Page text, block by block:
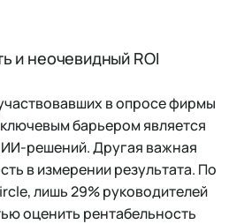
и неочевидный ROI
в опросе фирмы
барьером является
решений. Другая важная
в измерении результата. По
лишь 29% руководителей
оценить рентабельность